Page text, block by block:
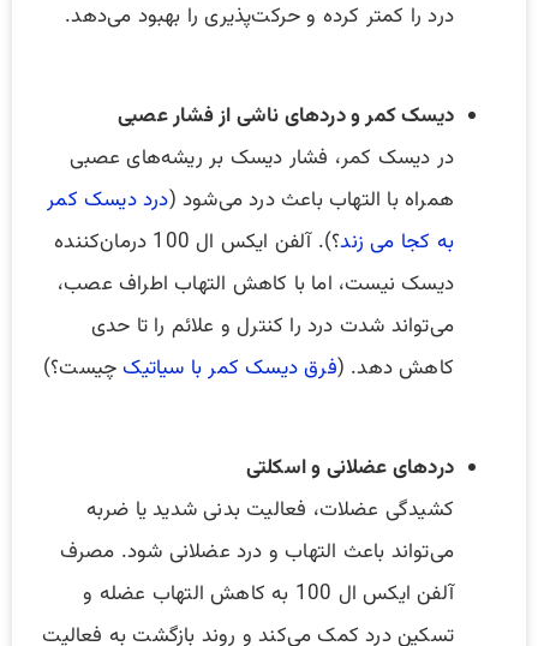
درد را کمتر کرده و حرکت‌پذیری را بهبود می‌دهد.
دیسک کمر و دردهای ناشی از فشار عصبی
در دیسک کمر، فشار دیسک بر ریشه‌های عصبی
همراه با التهاب باعث درد می‌شود (درد دیسک کمر
به کجا می زند
؟). آلفن ایکس ال 100 درمان‌کننده
دیسک نیست، اما با کاهش التهاب اطراف عصب،
می‌تواند شدت درد را کنترل و علائم را تا حدی
کاهش دهد. (فرق دیسک کمر با سیاتیکچیست؟)
دردهای عضلانی و اسکلتی
کشیدگی عضلات، فعالیت بدنی شدید یا ضربه
می‌تواند باعث التهاب و درد عضلانی شود. مصرف
آلفن ایکس ال 100 به کاهش التهاب عضله و
تسکین درد کمک می‌کند و روند بازگشت به فعالیت